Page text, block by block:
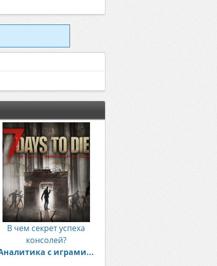
В чем секрет успеха
консолей?
с играми...